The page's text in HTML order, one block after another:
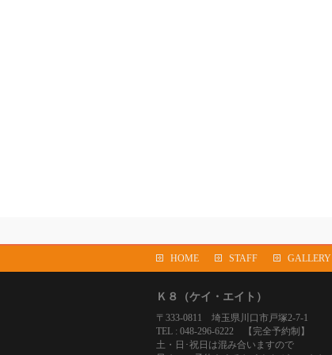
HOME STAFF GALLERY
Ｋ８（ケイ・エイト）
〒333-0811 埼玉県川口市戸塚2-7-1
TEL : 048-296-6222 【完全予約制】
土・日･祝日は混み合いますので